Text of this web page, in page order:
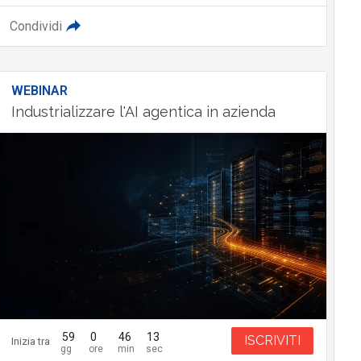
Condividi
WEBINAR
Industrializzare l'AI agentica in azienda
Inizia tra 59 0 46 12 ISCRIVITI